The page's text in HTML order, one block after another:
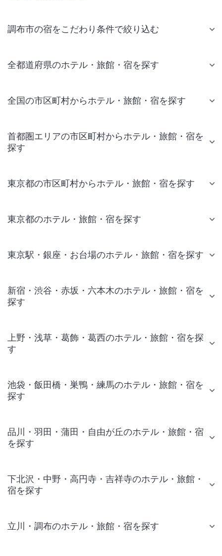
調布市の宿をこだわり条件で絞り込む
全都道府県のホテル・旅館・宿を探す
全国の市区町村からホテル・旅館・宿を探す
首都圏エリアの市区町村からホテル・旅館・宿を
探す
東京都の市区町村からホテル・旅館・宿を探す
東京都のホテル・旅館・宿を探す
東京駅・銀座・お台場のホテル・旅館・宿を探す
新宿・渋谷・赤坂・六本木のホテル・旅館・宿を
探す
上野・浅草・葛飾・葛西のホテル・旅館・宿を探
す
池袋・飯田橋・巣鴨・練馬のホテル・旅館・宿を
探す
品川・羽田・蒲田・自由が丘のホテル・旅館・宿
を探す
下北沢・中野・高円寺・吉祥寺のホテル・旅館・
宿を探す
立川・調布のホテル・旅館・宿を探す